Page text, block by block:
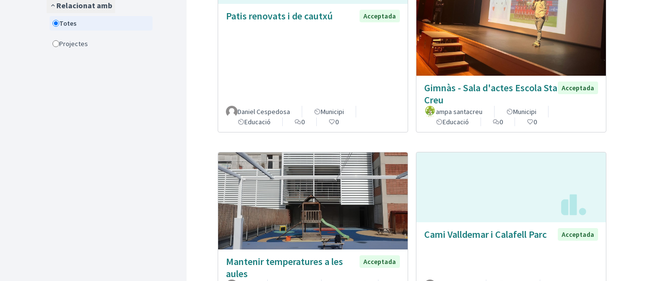
Relacionat amb
Totes
Projectes
Patis renovats i de cautxú Acceptada
Daniel Cespedosa
Municipi
Educació
0 0
Gimnàs - Sala d'actes Escola Sta
Creu
Acceptada
ampa santacreu
Municipi
Educació
0 0
Mantenir temperatures a les
aules
Acceptada
Cami Valldemar i Calafell Parc Acceptada